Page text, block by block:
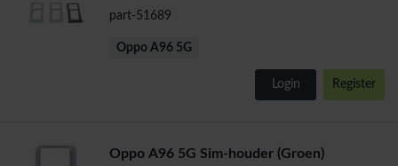
part-51689
Oppo A96 5G
Login Register
Oppo A96 5G Sim-houder (Groen)